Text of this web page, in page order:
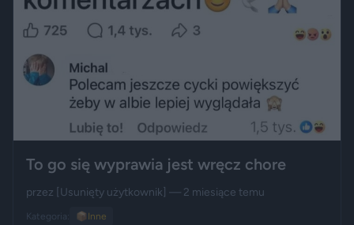
To go się wyprawia jest wręcz chore
przez [Usunięty użytkownik] — 2 miesiące temu
Kategoria: 📦 Inne